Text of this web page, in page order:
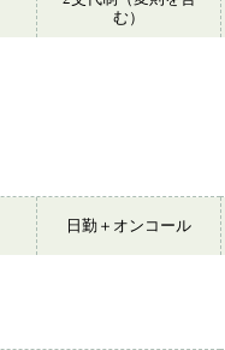
む）
日勤＋オンコール